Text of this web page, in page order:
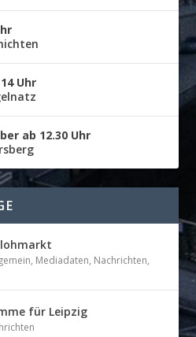
Uhr
ab 12.30 Uhr
, Mediadaten, Nachrichten,
für Leipzig